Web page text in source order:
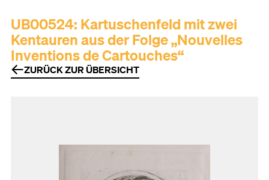
UB00524: Kartuschenfeld mit zwei
Kentauren aus der Folge „Nouvelles
Inventions de Cartouches“
ZURÜCK ZUR ÜBERSICHT